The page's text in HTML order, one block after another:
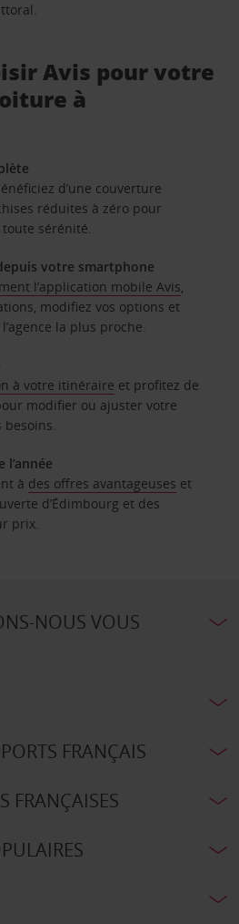
Avis pour votre
à
d’une couverture
réduites à zéro pour
toute sérénité.
votre smartphone
l’application mobile Avis,
modifiez vos options et
la plus proche.
à votre itinéraire ​​​​​​​ et profitez de
modifier ou ajuster votre
besoins.
l’année
à des offres avantageuses et
d’Édimbourg et des
prix.
NOUS VOUS
FRANÇAIS
FRANÇAISES